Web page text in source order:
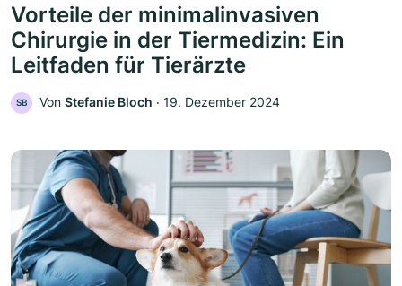
Vorteile der minimalinvasiven
Chirurgie in der Tiermedizin: Ein
Leitfaden für Tierärzte
SB Von Stefanie Bloch ‧ 19. Dezember 2024